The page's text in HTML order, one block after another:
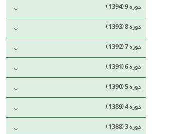
دوره 9 (1394)
دوره 8 (1393)
دوره 7 (1392)
دوره 6 (1391)
دوره 5 (1390)
دوره 4 (1389)
دوره 3 (1388)